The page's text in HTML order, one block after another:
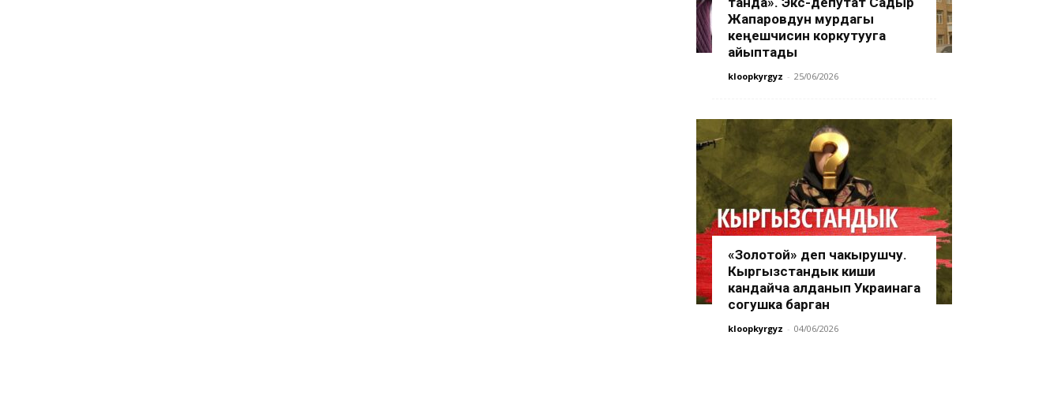
Жапаровдун мурдагы
кеңешчисин коркутууга
айыптады
kloopkyrgyz - 25/06/2026
«Золотой» деп чакырушчу.
Кыргызстандык киши
кандайча алданып Украинага
согушка барган
kloopkyrgyz - 04/06/2026